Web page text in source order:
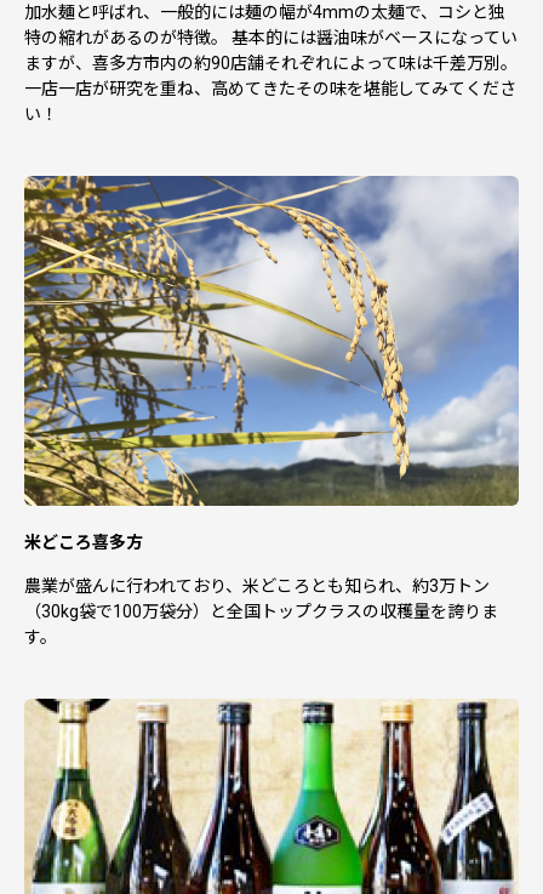
加水麺と呼ばれ、一般的には麺の幅が4mmの太麺で、コシと独
特の縮れがあるのが特徴。 基本的には醤油味がベースになってい
ますが、喜多方市内の約90店舗それぞれによって味は千差万別。
一店一店が研究を重ね、高めてきたその味を堪能してみてくださ
い！
米どころ喜多方
農業が盛んに行われており、米どころとも知られ、約3万トン
（30kg袋で100万袋分）と全国トップクラスの収穫量を誇りま
す。